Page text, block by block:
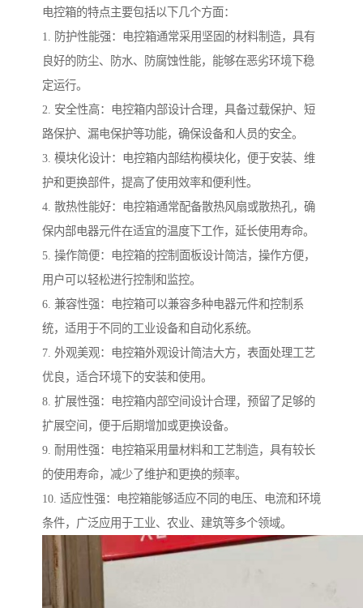
电控箱的特点主要包括以下几个方面：
1. 防护性能强：电控箱通常采用坚固的材料制造，具有
良好的防尘、防水、防腐蚀性能，能够在恶劣环境下稳
定运行。
2. 安全性高：电控箱内部设计合理，具备过载保护、短
路保护、漏电保护等功能，确保设备和人员的安全。
3. 模块化设计：电控箱内部结构模块化，便于安装、维
护和更换部件，提高了使用效率和便利性。
4. 散热性能好：电控箱通常配备散热风扇或散热孔，确
保内部电器元件在适宜的温度下工作，延长使用寿命。
5. 操作简便：电控箱的控制面板设计简洁，操作方便，
用户可以轻松进行控制和监控。
6. 兼容性强：电控箱可以兼容多种电器元件和控制系
统，适用于不同的工业设备和自动化系统。
7. 外观美观：电控箱外观设计简洁大方，表面处理工艺
优良，适合环境下的安装和使用。
8. 扩展性强：电控箱内部空间设计合理，预留了足够的
扩展空间，便于后期增加或更换设备。
9. 耐用性强：电控箱采用量材料和工艺制造，具有较长
的使用寿命，减少了维护和更换的频率。
10. 适应性强：电控箱能够适应不同的电压、电流和环境
条件，广泛应用于工业、农业、建筑等多个领域。